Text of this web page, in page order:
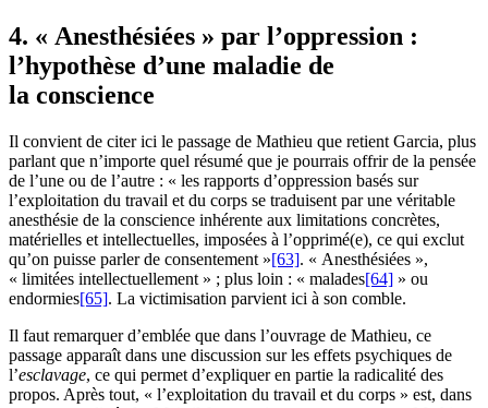
4. « Anesthésiées » par l’oppression :
l’hypothèse d’une maladie de
la conscience
Il convient de citer ici le passage de Mathieu que retient Garcia, plus
parlant que n’importe quel résumé que je pourrais offrir de la pensée
de l’une ou de l’autre : « les rapports d’oppression basés sur
l’exploitation du travail et du corps se traduisent par une véritable
anesthésie de la conscience inhérente aux limitations concrètes,
matérielles et intellectuelles, imposées à l’opprimé(e), ce qui exclut
qu’on puisse parler de consentement »[63]. « Anesthésiées »,
« limitées intellectuellement » ; plus loin : « malades[64] » ou
endormies[65]. La victimisation parvient ici à son comble.
Il faut remarquer d’emblée que dans l’ouvrage de Mathieu, ce
passage apparaît dans une discussion sur les effets psychiques de
l’esclavage, ce qui permet d’expliquer en partie la radicalité des
propos. Après tout, « l’exploitation du travail et du corps » est, dans